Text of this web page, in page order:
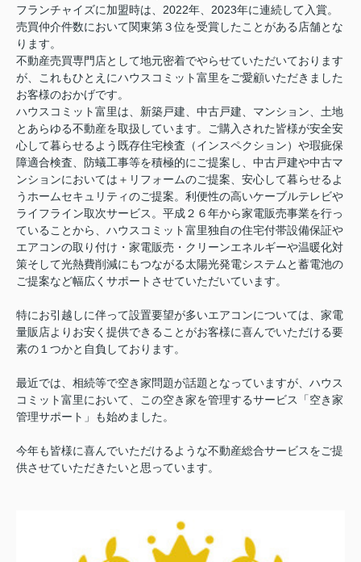
フランチャイズに加盟時は、2022年、2023年に連続して入賞。
売買仲介件数において関東第３位を受賞したことがある店舗とな
ります。
不動産売買専門店として地元密着でやらせていただいております
が、これもひとえにハウスコミット富里をご愛顧いただきました
お客様のおかげです。
ハウスコミット富里は、新築戸建、中古戸建、マンション、土地
とあらゆる不動産を取扱しています。ご購入された皆様が安全安
心して暮らせるよう既存住宅検査（インスペクション）や瑕疵保
障適合検査、防蟻工事等を積極的にご提案し、中古戸建や中古マ
ンションにおいては＋リフォームのご提案、 安心して暮らせるよ
うホームセキュリティのご提案。利便性の高いケーブルテレビや
ライフライン取次サービス。平成２６年から家電販売事業を行っ
ていることから、ハウスコミット富里独自の住宅付帯設備保証や
エアコンの取り付け・家電販売・ クリーンエネルギーや温暖化対
策そして光熱費削減にもつながる太陽光発電システムと蓄電池の
ご提案など幅広くサポートさせていただいています。
特にお引越しに伴って設置要望が多いエアコンについては、家電
量販店よりお安く提供できることがお客様に喜んでいただける要
素の１つかと自負しております。
最近では、相続等で空き家問題が話題となっていますが、ハウス
コミット富里において、この空き家を管理するサービス「空き家
管理サポート」も始めました。
今年も皆様に喜んでいただけるような不動産総合サービスをご提
供させていただきたいと思っています。